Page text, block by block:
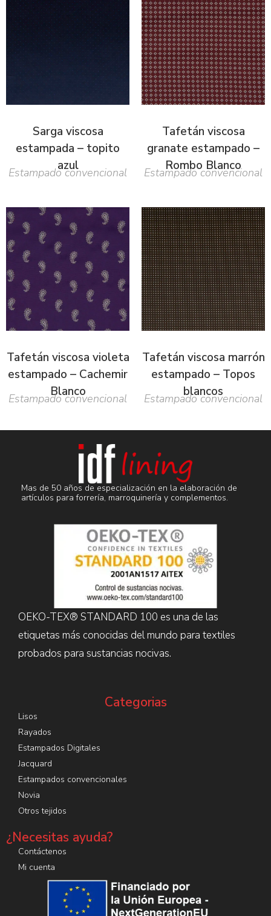
Sarga viscosa
estampada – topito
azul
Estampado convencional
Tafetán viscosa
granate estampado –
Rombo Blanco
Estampado convencional
Tafetán viscosa violeta
estampado – Cachemir
Blanco
Estampado convencional
Tafetán viscosa marrón
estampado – Topos
blancos
Estampado convencional
Mas de 50 años de especialización en la elaboración de
artículos para forrería, marroquinería y complementos.
OEKO-TEX® STANDARD 100 es una de las
etiquetas más conocidas del mundo para textiles
probados para sustancias nocivas.
Categorias
Lisos
Rayados
Estampados Digitales
Jacquard
Estampados convencionales
Novia
Otros tejidos
¿Necesitas ayuda?
Contáctenos
Mi cuenta